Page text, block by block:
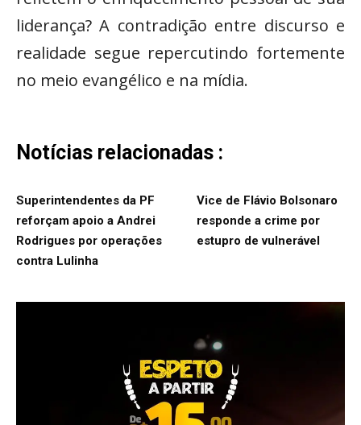
liderança? A contradição entre discurso e
realidade segue repercutindo fortemente
no meio evangélico e na mídia.
Notícias relacionadas :
Superintendentes da PF
reforçam apoio a Andrei
Rodrigues por operações
contra Lulinha
Vice de Flávio Bolsonaro
responde a crime por
estupro de vulnerável